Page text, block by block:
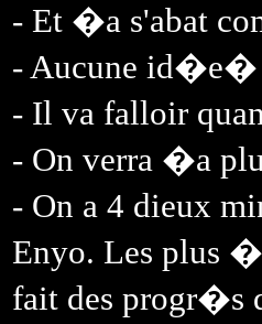
- Et �a s'abat
- Aucune id�e�
- Il va falloir
- On verra �a
- On a 4 dieux
Enyo. Les plus
fait des progr�s